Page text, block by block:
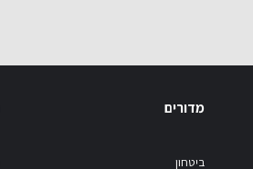
מדורים
ביטחון